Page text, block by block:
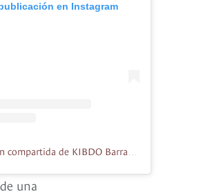
en Instagram
Una publicación compartida de KIBDO Barra Izakaya (@kibdoizakaya)
una